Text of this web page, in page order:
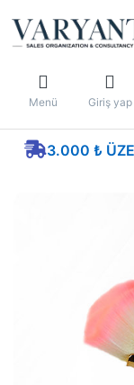
Menü Giriş yap
3.000 ₺